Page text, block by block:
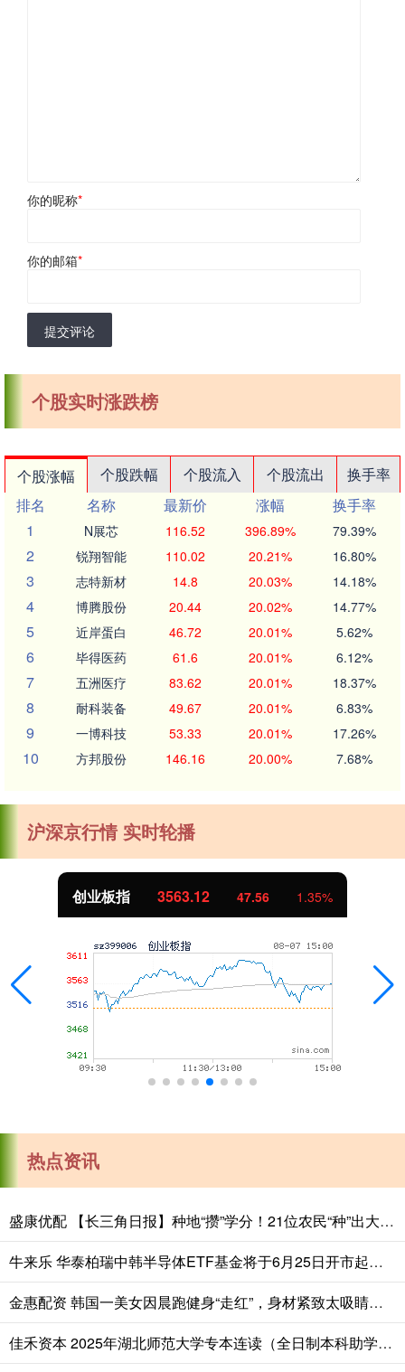
你的昵称*
你的邮箱*
提交评论
个股实时涨跌榜
个股涨幅 个股跌幅 个股流入 个股流出
换手率
排名
名称 最新价 涨幅
换手率
1
N展芯 116.52 396.89% 79.39%
2 锐翔智能 110.02 20.21% 16.80%
3 志特新材 14.8 20.03% 14.18%
4 博腾股份 20.44 20.02% 14.77%
5 近岸蛋白 46.72 20.01% 5.62%
6 毕得医药 61.6 20.01% 6.12%
7 五洲医疗 83.62 20.01% 18.37%
8 耐科装备 49.67 20.01% 6.83%
9 一博科技 53.33 20.01% 17.26%
10 方邦股份 146.16 20.00% 7.68%
沪深京行情 实时轮播
创业板指 3563.12 47.56 1.35%
热点资讯
盛康优配 【长三角日报】种地“攒”学分！21位农民“种”出大专文凭
牛来乐 华泰柏瑞中韩半导体ETF基金将于6月25日开市起至当日10:30停牌
金惠配资 韩国一美女因晨跑健身“走红”，身材紧致太吸睛，网友：太漂亮了
佳禾资本 2025年湖北师范大学专本连读（全日制本科助学班)招生简章-官网发布_就业_专业_生活